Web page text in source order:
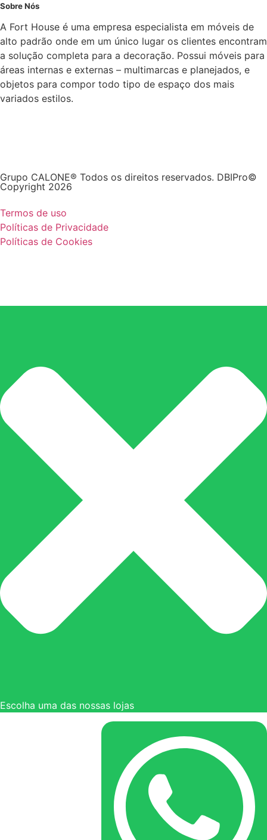
Sobre Nós
A Fort House é uma empresa especialista em móveis de
alto padrão onde em um único lugar os clientes encontram
a solução completa para a decoração. Possui móveis para
áreas internas e externas – multimarcas e planejados, e
objetos para compor todo tipo de espaço dos mais
variados estilos.
Grupo CALONE® Todos os direitos reservados. DBIPro©
Copyright 2026
Termos de uso
Políticas de Privacidade
Políticas de Cookies
Escolha uma das nossas lojas